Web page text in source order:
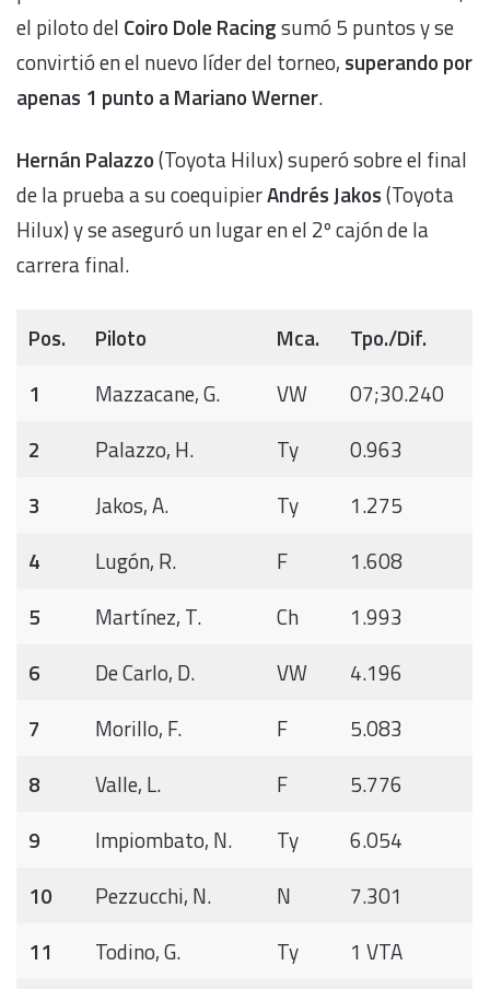
el piloto del Coiro Dole Racingsumó 5 puntos y se
convirtió en el nuevo líder del torneo, superando por
apenas 1 punto a Mariano Werner.
Hernán Palazzo(Toyota Hilux) superó sobre el final
de la prueba a su coequipierAndrés Jakos(Toyota
Hilux) y se aseguró un lugar en el 2º cajón de la
carrera final.
Pos. Piloto Mca.
Tpo./Dif.
1
Mazzacane, G. VW
07;30.240
2
Palazzo, H. Ty
0.963
3
Jakos, A. Ty
1.275
4
Lugón, R. F
1.608
5
Martínez, T. Ch
1.993
6
De Carlo, D. VW
4.196
7
Morillo, F. F
5.083
8
Valle, L. F
5.776
9
Impiombato, N. Ty
6.054
10
Pezzucchi, N. N
7.301
11
Todino, G. Ty
1 VTA